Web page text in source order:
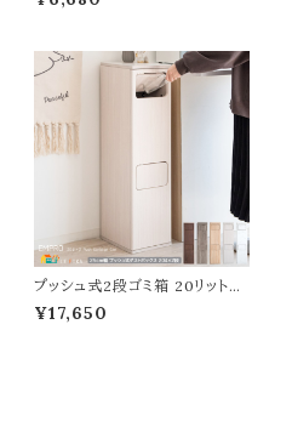
イトグレー ライトブルー アクアブ
ェア キャスター付きスツール 36
0度回転 ダイニングスツール 幅
48cm 奥行48cm 最大高さ52c
m おすすめ 椅子
プッシュ式2段ゴミ箱 20リットル
2段タイプ 25cm幅 ブラウン グ
レージュ ナチュラル ホワイト 木
¥17,650